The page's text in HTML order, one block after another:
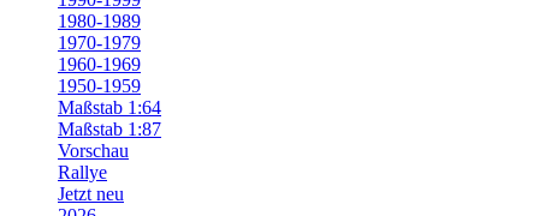
1980-1989
1970-1979
1960-1969
1950-1959
Maßstab 1:64
Maßstab 1:87
Vorschau
Rallye
Jetzt neu